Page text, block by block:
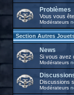
Problèmes
Vous vous
Modérateurs
Section Autres
News
Si vous avez
Modérateurs
Discussions
Modérateurs